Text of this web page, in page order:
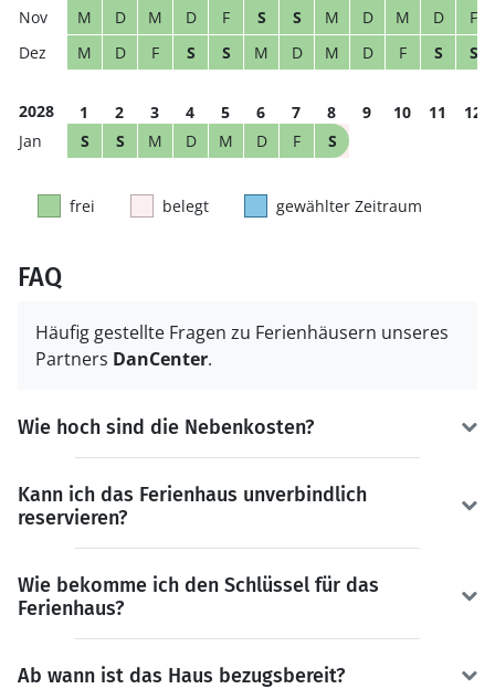
M D M D F S S M D M D
F
M
D F S S M D M D F S S
2028 1 2 3 4 5 6 7 8 9 10 11
12
S
S M D M D F S
frei belegt gewählter Zeitraum
FAQ
Häufig gestellte Fragen zu Ferienhäusern unseres
Partners DanCenter.
Wie hoch sind die Nebenkosten?
Kann ich das Ferienhaus unverbindlich
reservieren?
Wie bekomme ich den Schlüssel für das
Ferienhaus?
Ab wann ist das Haus bezugsbereit?